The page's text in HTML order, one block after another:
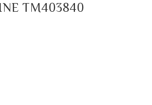
TM403840